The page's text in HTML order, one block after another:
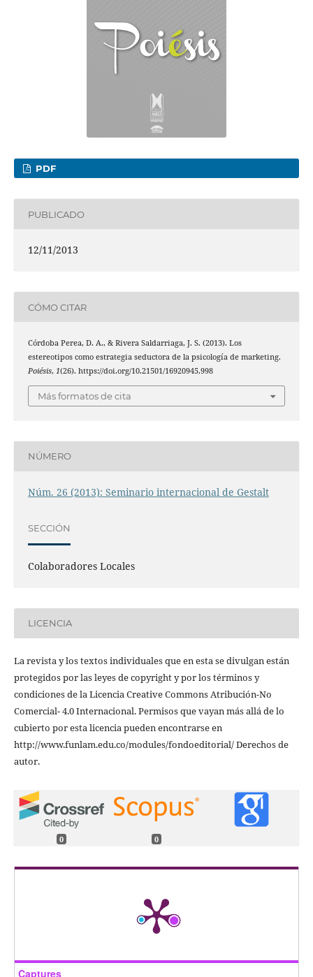
PDF
PUBLICADO
12/11/2013
CÓMO CITAR
Córdoba Perea, D. A., & Rivera Saldarriaga, J. S. (2013). Los
estereotipos como estrategia seductora de la psicología de marketing.
Poiésis, 1(26). https://doi.org/10.21501/16920945.998
Más formatos de cita
NÚMERO
Núm. 26 (2013): Seminario internacional de Gestalt
SECCIÓN
Colaboradores Locales
LICENCIA
La revista y los textos individuales que en esta se divulgan están
protegidos por las leyes de copyright y por los términos y
condiciones de la Licencia Creative Commons Atribución-No
Comercial- 4.0 Internacional. Permisos que vayan más allá de lo
cubierto por esta licencia pueden encontrarse en
http://www.funlam.edu.co/modules/fondoeditorial/ Derechos de
autor.
0 0
Captures